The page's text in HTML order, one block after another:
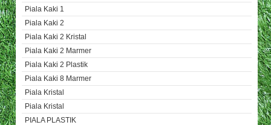
Piala Kaki 1
Piala Kaki 2
Piala Kaki 2 Kristal
Piala Kaki 2 Marmer
Piala Kaki 2 Plastik
Piala Kaki 8 Marmer
Piala Kristal
Piala Kristal
PIALA PLASTIK